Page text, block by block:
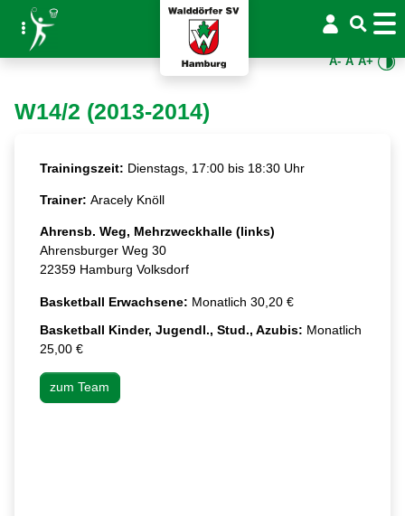
A- A A+
W14/2 (2013-2014)
Trainingszeit: Dienstags, 17:00 bis 18:30 Uhr
Trainer: Aracely Knöll
Ahrensb. Weg, Mehrzweckhalle (links)
Ahrensburger Weg 30
22359 Hamburg Volksdorf
Basketball Erwachsene: Monatlich 30,20 €
Basketball Kinder, Jugendl., Stud., Azubis: Monatlich
25,00 €
zum Team